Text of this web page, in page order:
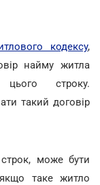
кодексу,
найму житла
цього строку.
такий договір
може бути
таке житло